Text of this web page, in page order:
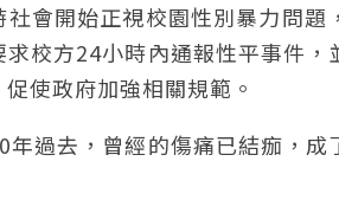
社會開始正視校園性別暴力問
校方24小時內通報性平事件
使政府加強相關規範。
年過去，曾經的傷痛已結痂，